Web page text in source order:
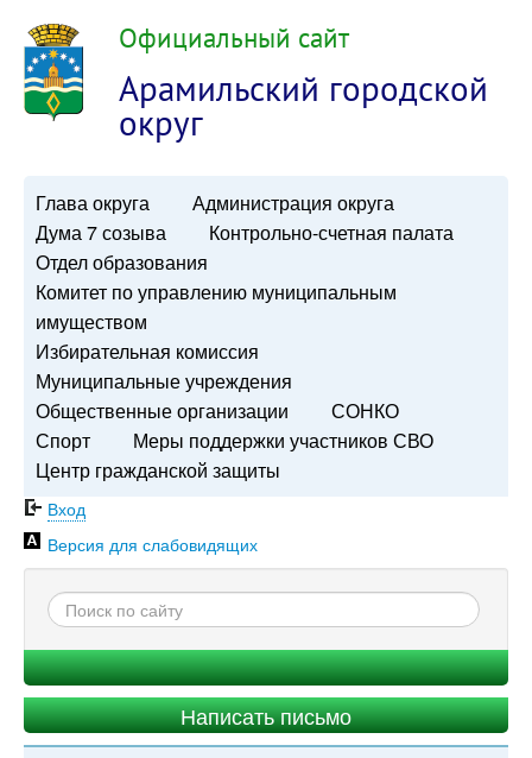
Официальный сайт
Арамильский городской
округ
Глава округа
Администрация округа
Дума 7 созыва
Контрольно-счетная палата
Отдел образования
Комитет по управлению муниципальным
имуществом
Избирательная комиссия
Муниципальные учреждения
Общественные организации
СОНКО
Спорт
Меры поддержки участников СВО
Центр гражданской защиты
Вход
Версия для слабовидящих
Написать письмо